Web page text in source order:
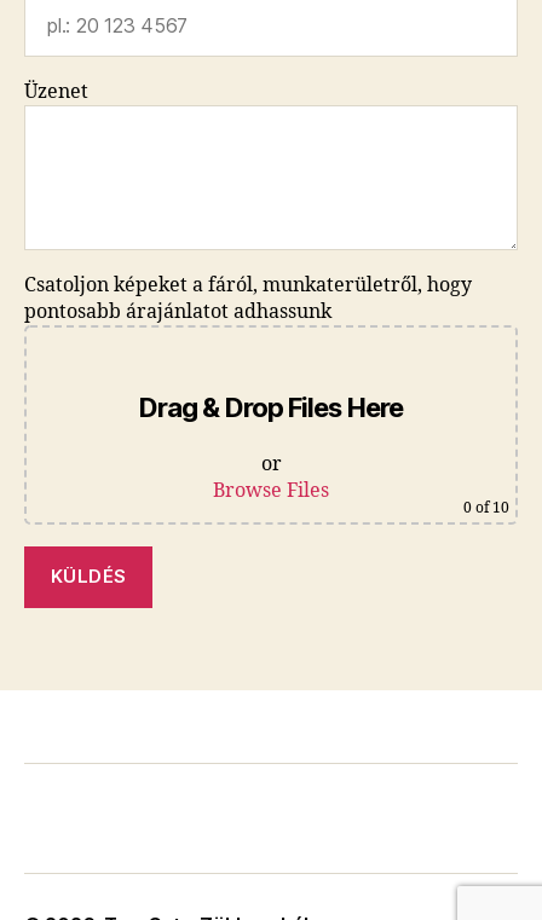
Üzenet
Csatoljon képeket a fáról, munkaterületről, hogy
pontosabb árajánlatot adhassunk
Drag & Drop Files Here
or
Browse Files
0 of 10